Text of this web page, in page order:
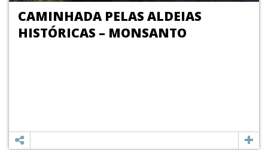
CAMINHADA PELAS ALDEIAS
HISTÓRICAS – MONSANTO